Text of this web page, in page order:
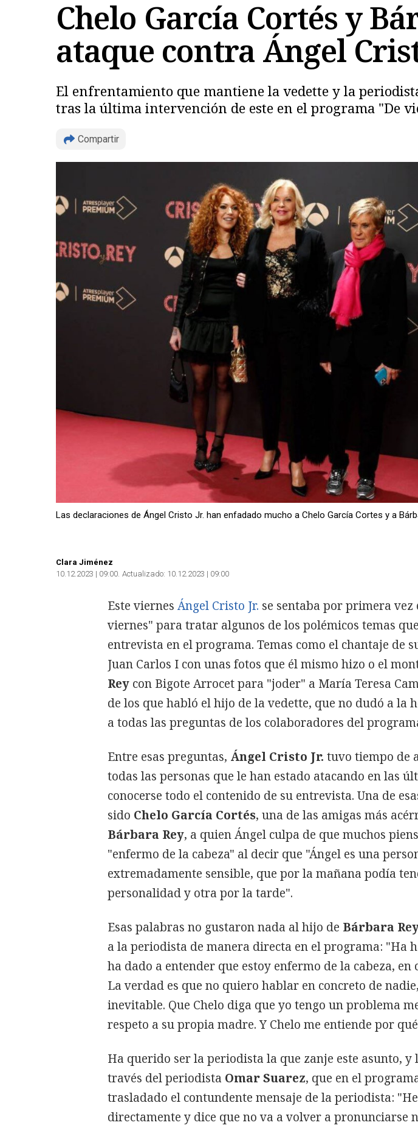
Chelo García Cortés y
ataque contra Ángel
El enfrentamiento que mantiene la vedette y la
tras la última intervención de este en el programa "De
Compartir
Las declaraciones de Ángel Cristo Jr. han enfadado mucho a Chelo García Cortes y a
Clara Jiménez
10.12.2023 | 09:00 Actualizado: 10.12.2023 | 09:00
Este viernes Ángel Cristo Jr. se sentaba por primera vez
viernes" para tratar algunos de los polémicos temas
entrevista en el programa. Temas como el chantaje de
Juan Carlos I con unas fotos que él mismo hizo o el
Rey con Bigote Arrocet para "joder" a María Teresa
de los que habló el hijo de la vedette, que no dudó a la
a todas las preguntas de los colaboradores del
Entre esas preguntas, Ángel Cristo Jr. tuvo tiempo de
todas las personas que le han estado atacando en las
conocerse todo el contenido de su entrevista. Una de
sido Chelo García Cortés, una de las amigas más
Bárbara Rey, a quien Ángel culpa de que muchos
"enfermo de la cabeza" al decir que "Ángel es una
extremadamente sensible, que por la mañana podía
personalidad y otra por la tarde".
Esas palabras no gustaron nada al hijo de Bárbara
a la periodista de manera directa en el programa: "Ha
ha dado a entender que estoy enfermo de la cabeza, en
La verdad es que no quiero hablar en concreto de
inevitable. Que Chelo diga que yo tengo un problema
respeto a su propia madre. Y Chelo me entiende por
Ha querido ser la periodista la que zanje este asunto, y
través del periodista Omar Suarez, que en el
trasladado el contundente mensaje de la periodista:
directamente y dice que no va a volver a pronunciarse